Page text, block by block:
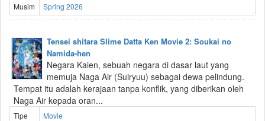
Musim
Spring 2026
Tensei shitara Slime Datta Ken Movie 2: Soukai no
Namida-hen
Negara Kaien, sebuah negara di dasar laut yang
memuja Naga Air (Suiryuu) sebagai dewa pelindung.
Tempat itu adalah kerajaan tanpa konflik, yang diberikan oleh
Naga Air kepada oran...
Tipe
Movie